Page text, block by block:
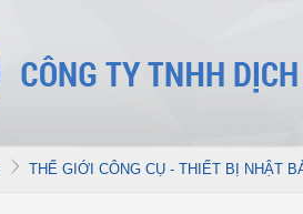
THẾ GIỚI CÔNG CỤ - THIẾT BỊ NHẬT